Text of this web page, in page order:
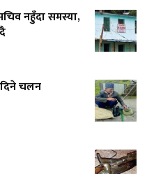
नहुँदा समस्या,
दिने चलन